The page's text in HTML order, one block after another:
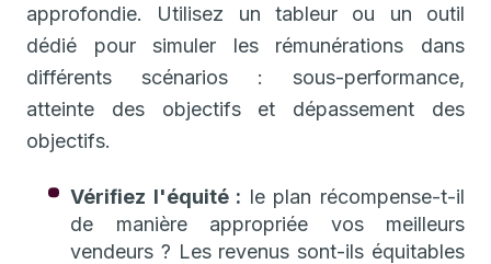
approfondie. Utilisez un tableur ou un outil
dédié pour simuler les rémunérations dans
différents scénarios : sous-performance,
atteinte des objectifs et dépassement des
objectifs.
Vérifiez l'équité : le plan récompense-t-il
de manière appropriée vos meilleurs
vendeurs ? Les revenus sont-ils équitables